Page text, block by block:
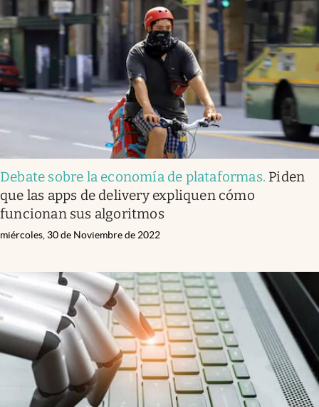
Debate sobre la economía de plataformas. Piden
que las apps de delivery expliquen cómo
funcionan sus algoritmos
miércoles, 30 de Noviembre de 2022